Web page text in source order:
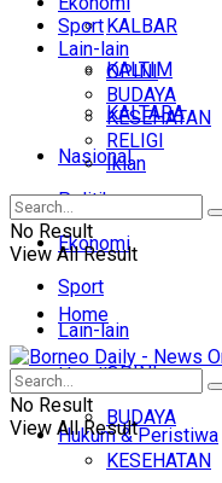
KALBAR
KALTIM
KALTARA
Nasional
Politik
Ekonomi
Sport
Lain-lain
OPINI
BUDAYA
KESEHATAN
Sport
Lain-lain
OPINI
BUDAYA
KESEHATAN
RELIGI
Iklan
No Result
View All Result
Home
Headline
Hukum & Peristiwa
No Result
View All Result